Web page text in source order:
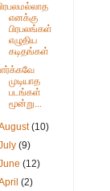
எனக்கு
பிரபலங்கள்
எழுதிய
கடிதங்கள்
முடியாத
படங்கள்
மூன்று...
(10)
(9)
(12)
(2)